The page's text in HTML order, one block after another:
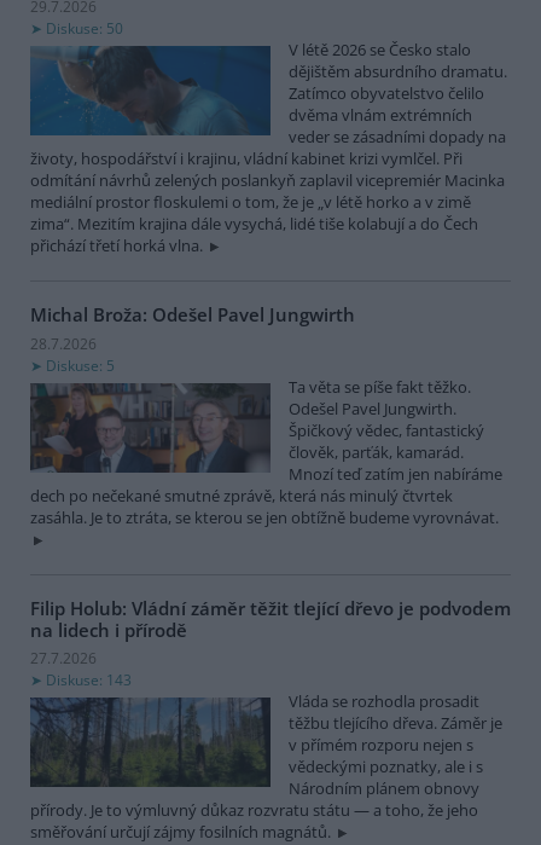
29.7.2026
Diskuse: 50
V létě 2026 se Česko stalo
dějištěm absurdního dramatu.
Zatímco obyvatelstvo čelilo
dvěma vlnám extrémních
veder se zásadními dopady na
životy, hospodářství i krajinu, vládní kabinet krizi vymlčel. Při
odmítání návrhů zelených poslankyň zaplavil vicepremiér Macinka
mediální prostor floskulemi o tom, že je „v létě horko a v zimě
zima“. Mezitím krajina dále vysychá, lidé tiše kolabují a do Čech
přichází třetí horká vlna.
Michal Broža: Odešel Pavel Jungwirth
28.7.2026
Diskuse: 5
Ta věta se píše fakt těžko.
Odešel Pavel Jungwirth.
Špičkový vědec, fantastický
člověk, parťák, kamarád.
Mnozí teď zatím jen nabíráme
dech po nečekané smutné zprávě, která nás minulý čtvrtek
zasáhla. Je to ztráta, se kterou se jen obtížně budeme vyrovnávat.
Filip Holub: Vládní záměr těžit tlející dřevo je podvodem
na lidech i přírodě
27.7.2026
Diskuse: 143
Vláda se rozhodla prosadit
těžbu tlejícího dřeva. Záměr je
v přímém rozporu nejen s
vědeckými poznatky, ale i s
Národním plánem obnovy
přírody. Je to výmluvný důkaz rozvratu státu — a toho, že jeho
směřování určují zájmy fosilních magnátů.